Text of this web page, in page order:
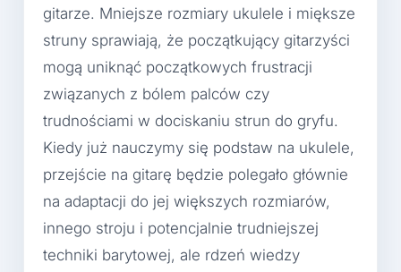
gitarze. Mniejsze rozmiary ukulele i miększe
struny sprawiają, że początkujący gitarzyści
mogą uniknąć początkowych frustracji
związanych z bólem palców czy
trudnościami w dociskaniu strun do gryfu.
Kiedy już nauczymy się podstaw na ukulele,
przejście na gitarę będzie polegało głównie
na adaptacji do jej większych rozmiarów,
innego stroju i potencjalnie trudniejszej
techniki barytowej, ale rdzeń wiedzy